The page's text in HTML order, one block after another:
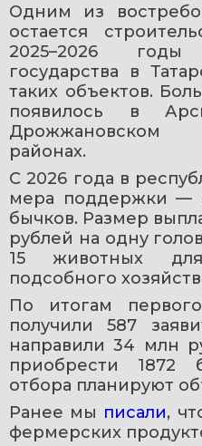
Одним из
остается
2025–2026
государства в
таких объектов.
появилось в
районах.
С 2026 года в
мера поддержки —
бычков. Размер
рублей на одну
15 животных
подсобного
По итогам
получили 587
направили 34 млн
приобрести 1872
отбора планируют
Ранее мы писали,
фермерских